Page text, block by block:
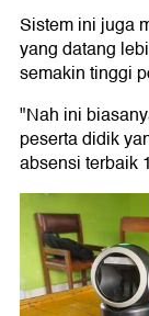
Sistem ini juga
yang datang
semakin tinggi
"Nah ini
peserta didik
absensi terbaik